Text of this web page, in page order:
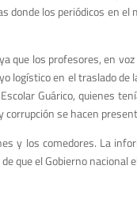
donde los periódicos en
que los profesores, en
logístico en el traslado de
Guárico, quienes
corrupción se hacen
y los comedores. La
que el Gobierno nacional